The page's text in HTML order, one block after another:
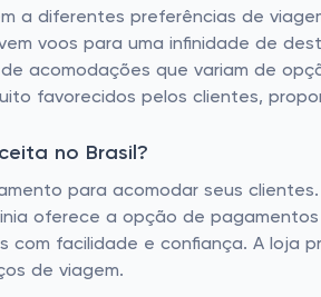
a diferentes preferências de
voos para uma infinidade de
acomodações que variam de
favorecidos pelos clientes,
no Brasil?
para acomodar seus
oferece a opção de
facilidade e confiança. A loja
de viagem.